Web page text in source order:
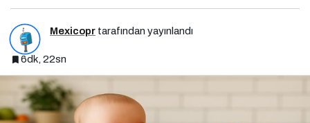
Mexicopr tarafından yayınlandı
6dk, 22sn